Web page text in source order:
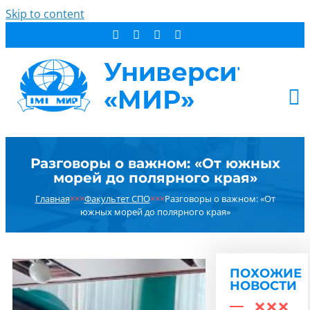
Skip to content
СТУДЕНТУ
ДОПОБРАЗОВАНИЕ
ОБ УНИВЕРСИТЕТЕ
НОВОСТИ
РЕЗУЛЬТАТ ПОИСКА:
Разговоры о важном: «От южных
морей до полярного края»
Главная×××Факультет СПО×××Разговоры о важном: «От
южных морей до полярного края»
ПОХОЖИЕ
НОВОСТИ